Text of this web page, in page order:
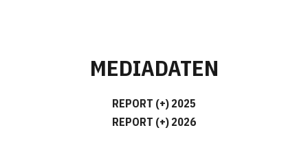
MEDIADATEN
REPORT (+) 2025
REPORT (+) 2026